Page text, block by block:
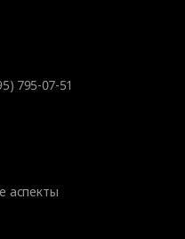
795-07-51
аспекты